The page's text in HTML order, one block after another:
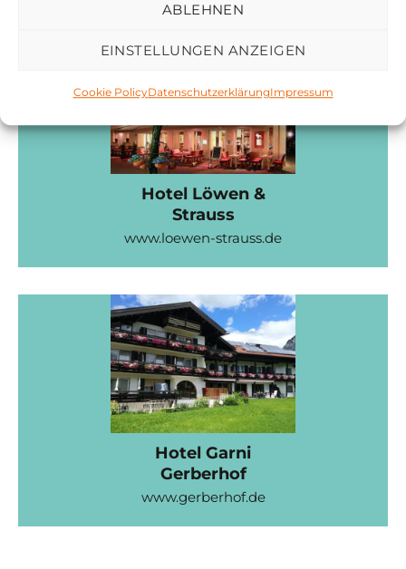
ABLEHNEN
EINSTELLUNGEN ANZEIGEN
Cookie PolicyDatenschutzerklärungImpressum
Hotel Löwen &
Strauss
www.loewen-strauss.de
Hotel Garni
Gerberhof
www.gerberhof.de